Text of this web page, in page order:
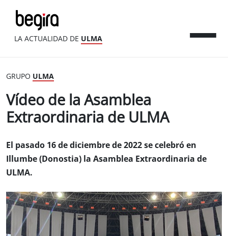
LA ACTUALIDAD DE ULMA
GRUPO ULMA
Vídeo de la Asamblea
Extraordinaria de ULMA
El pasado 16 de diciembre de 2022 se celebró en
Illumbe (Donostia) la Asamblea Extraordinaria de
ULMA.